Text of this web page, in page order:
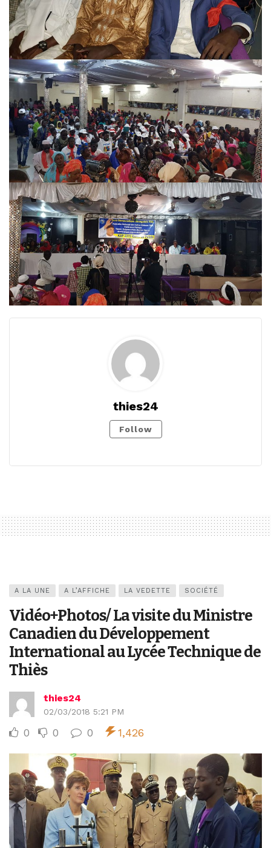
thies24
Follow
A LA UNE A L’AFFICHE LA VEDETTE SOCIÉTÉ
Vidéo+Photos/ La visite du Ministre
Canadien du Développement
International au Lycée Technique de
Thiès
thies24
02/03/2018 5:21 PM
0 0 0 1,426